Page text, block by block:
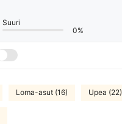
Suuri
0%
Loma-asut (16) Upea (22)